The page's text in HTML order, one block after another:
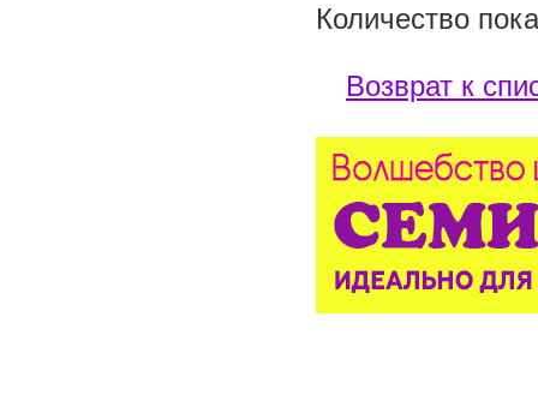
Количество
Возврат к